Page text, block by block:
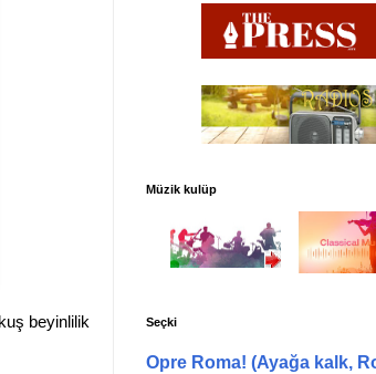
beyinlilik
Müzik kulüp
Seçki
Opre Roma! (Ayağa kalk,